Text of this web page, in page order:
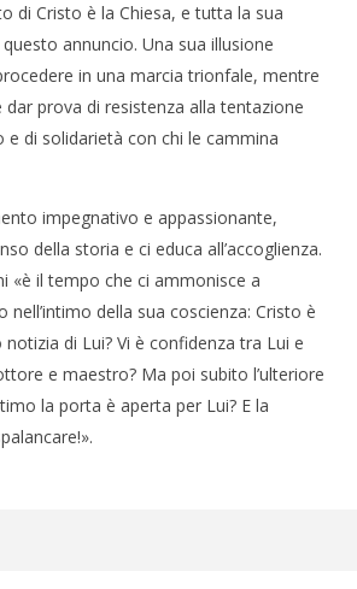
di Cristo è la Chiesa, e tutta la sua
annuncio. Una sua illusione
in una marcia trionfale, mentre
prova di resistenza alla tentazione
e di solidarietà con chi le cammina
impegnativo e appassionante,
della storia e ci educa all’accoglienza.
«è il tempo che ci ammonisce a
nell’intimo della sua coscienza: Cristo è
di Lui? Vi è confidenza tra Lui e
e maestro? Ma poi subito l’ulteriore
la porta è aperta per Lui? E la